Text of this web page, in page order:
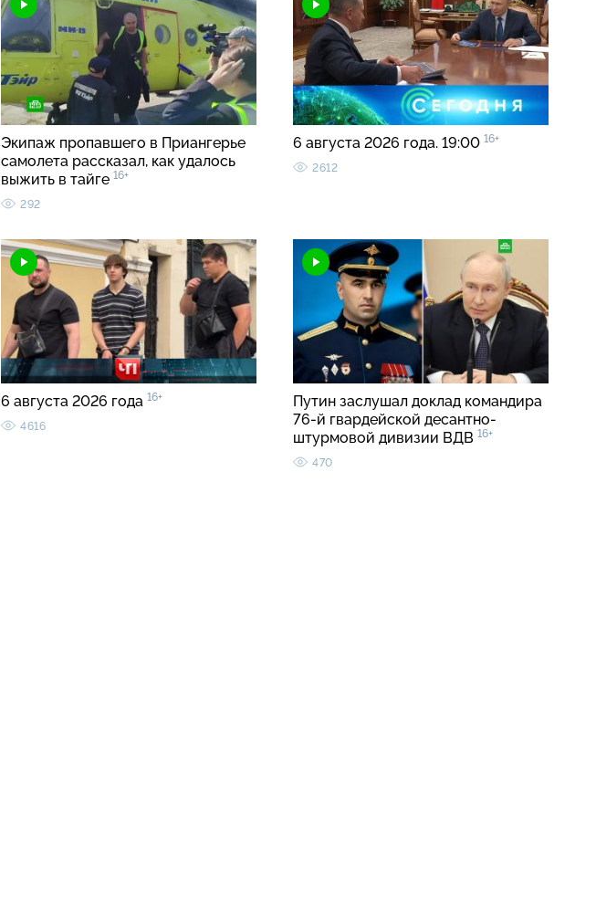
Экипаж пропавшего в Приангерье
самолета рассказал, как удалось
выжить в тайге 16+
292
6 августа 2026 года. 19:00 16+
2612
6 августа 2026 года 16+
4616
Путин заслушал доклад командира
76-й гвардейской десантно-
штурмовой дивизии ВДВ 16+
470